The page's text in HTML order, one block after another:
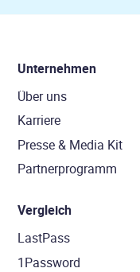
Unternehmen
Über uns
Karriere
Presse & Media Kit
Partnerprogramm
Vergleich
LastPass
1Password